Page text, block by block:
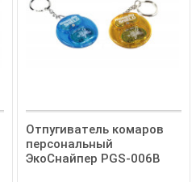
Отпугиватель комаров
персональный
ЭкоСнайпер PGS-006B